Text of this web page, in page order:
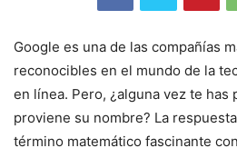
Google es una de las compañías
reconocibles en el mundo de la
en línea. Pero, ¿alguna vez te has
proviene su nombre? La
término matemático fascinante